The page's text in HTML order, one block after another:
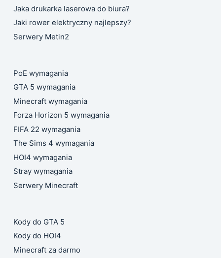
Jaka drukarka laserowa do biura?
Jaki rower elektryczny najlepszy?
Serwery Metin2
PoE wymagania
GTA 5 wymagania
Minecraft wymagania
Forza Horizon 5 wymagania
FIFA 22 wymagania
The Sims 4 wymagania
HOI4 wymagania
Stray wymagania
Serwery Minecraft
Kody do GTA 5
Kody do HOI4
Minecraft za darmo